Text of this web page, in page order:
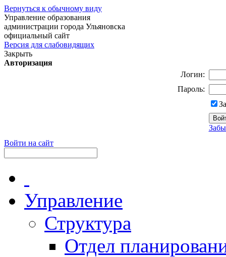
Вернуться к обычному виду
Управление образования
администрации города Ульяновска
официальный сайт
Версия для слабовидящих
Закрыть
Авторизация
Логин:
Пароль:
Войти на сайт
Управление
Структура
Отдел